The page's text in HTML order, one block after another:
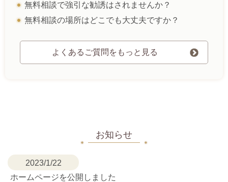
無料相談で強引な勧誘はされませんか？
無料相談の場所はどこでも大丈夫ですか？
よくあるご質問をもっと見る
お知らせ
2023/1/22
ホームページを公開しました